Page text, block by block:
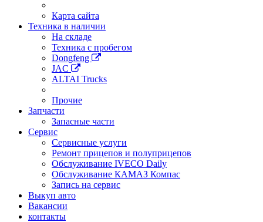
Карта сайта
Техника в наличии
На складе
Техника с пробегом
Dongfeng
JAC
ALTAI Trucks
Прочие
Запчасти
Запасные части
Сервис
Сервисные услуги
Ремонт прицепов и полуприцепов
Обслуживание IVECO Daily
Обслуживание КАМАЗ Компас
Запись на сервис
Выкуп авто
Вакансии
контакты